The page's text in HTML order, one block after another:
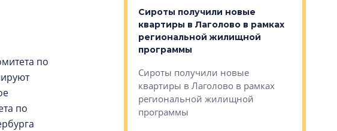
по
по
районе
появился еще один
совмещенного образования
Сироты получили новые
квартиры в Лаголово в рамках
региональной жилищной
программы
Сироты получили новые
квартиры в Лаголово в рамках
региональной жилищной
программы